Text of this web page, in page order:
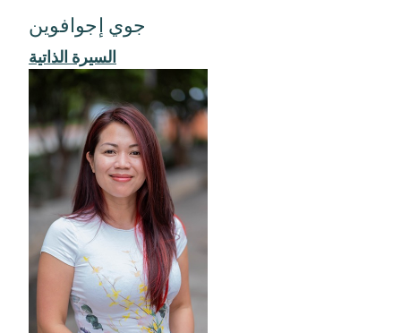
جوي إجوافوين
السيرة الذاتية